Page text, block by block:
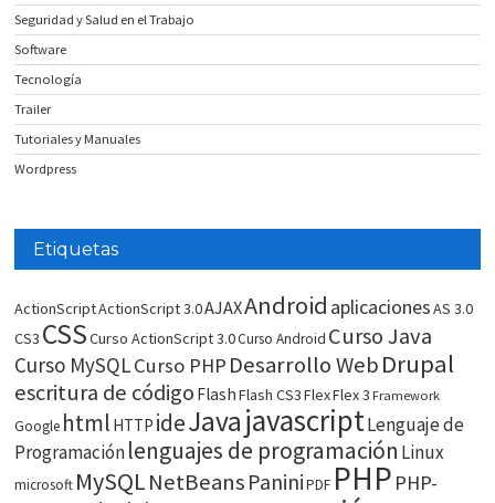
Seguridad y Salud en el Trabajo
Software
Tecnología
Trailer
Tutoriales y Manuales
Wordpress
Etiquetas
ActionScriptActionScript 3.0AJAXAndroid aplicacionesAS 3.0
CS3 CSSCurso ActionScript 3.0Curso Android Curso Java
Curso MySQLCurso PHP Desarrollo WebDrupal
escritura de código FlashFlash CS3FlexFlex 3 Framework
Google html HTTP ideJavajavascriptLenguaje de
Programaciónlenguajes de programación Linux
microsoft MySQLNetBeans Panini PDF PHP PHP-